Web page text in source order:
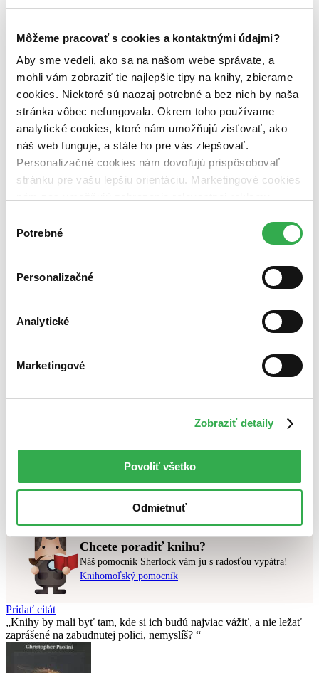
Môžeme pracovať s cookies a kontaktnými údajmi?
Aby sme vedeli, ako sa na našom webe správate, a
mohli vám zobraziť tie najlepšie tipy na knihy, zbierame
cookies. Niektoré sú naozaj potrebné a bez nich by naša
stránka vôbec nefungovala. Okrem toho používame
analytické cookies, ktoré nám umožňujú zisťovať, ako
náš web funguje, a stále ho pre vás zlepšovať.
Personalizačné cookies nám dovoľujú prispôsobovať
stránku pre vašu lepšiu orientáciu. Marketingové cookies
nám pomohlo, keby sme mohli používať všetky tieto
súhlasu
Potrebné
Personalizačné
Analytické
Marketingové
Zobraziť detaily
Povoliť všetko
Odmietnuť
na centrálnom sklade (0 titulov)
na centrálnom sklade
predpredaj (0 titulov)predpredaj
pripravujeme (0 titulov)pripravujeme
dostupná (bez vypredaných) (0 titulov)dostupná (bez
Nové / čítané
nová (0 titulov)nová
čítaná (0 titulov)čítaná
čítaná - výborný stav (0 titulov)
čítaná - výborný stav
čítaná - mierne opotrebovaná (0 titulov)čítaná - mierne
opotrebovaná
Zúžiť výber
Najdrahšie
Najvyššia zľava
Z kolekcie Milovníci napätia - Vianočný pomocník 2023
Nebol nájdenýžiadny titulvyhovujúci zadaným podmienkam.
Chcete poradiť knihu?
Náš pomocník Sherlock vám ju s radosťou vypátra!
Knihomoľský pomocník
Pridať citát
Knihy by mali byť tam, kde si ich budú najviac vážiť, a nie ležať
zaprášené na zabudnutej polici, nemyslíš?